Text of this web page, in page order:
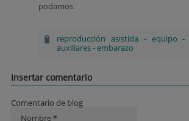
podamos.
reproducción asistida - equipo -
auxiliares-embarazo
Insertar comentario
Comentario de blog
Nombre *